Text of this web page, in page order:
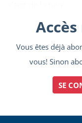
Vous êtes déjà
vous! Sinon
SE